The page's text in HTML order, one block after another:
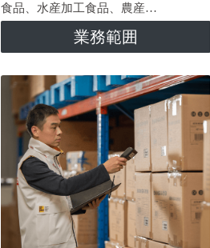
食品、水産加工食品、農産…
業務範囲